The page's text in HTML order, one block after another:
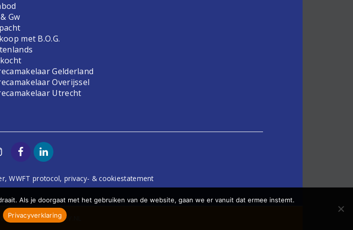
Gw
met B.O.G.
Gelderland
Overijssel
Utrecht
,WWFT protocol, privacy- & cookiestatement
| DESIGNSTUDIOVIV.NL
Als je doorgaat met het gebruiken van de website, gaan we er vanuit dat ermee instemt.
Privacyverklaring